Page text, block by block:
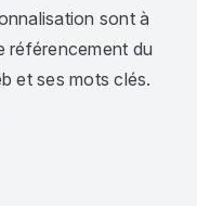
sont à
référencement du
et ses mots clés.